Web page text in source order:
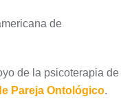
de
de la psicoterapia de
Pareja Ontológico.